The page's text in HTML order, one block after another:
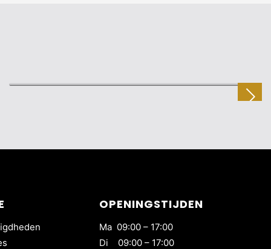
OPENINGSTIJDEN
Ma 09:00 – 17:00
Di 09:00 – 17:00